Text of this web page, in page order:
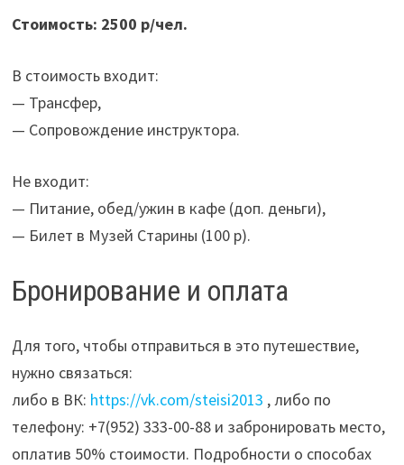
Стоимость: 2500 р/чел.
В стоимость входит:
— Трансфер,
— Сопровождение инструктора.
Не входит:
— Питание, обед/ужин в кафе (доп. деньги),
— Билет в Музей Старины (100 р).
Бронирование и оплата
Для того, чтобы отправиться в это путешествие,
нужно связаться:
либо в ВК: https://vk.com/steisi2013 , либо по
телефону: +7(952) 333-00-88 и забронировать место,
оплатив 50% стоимости. Подробности о способах